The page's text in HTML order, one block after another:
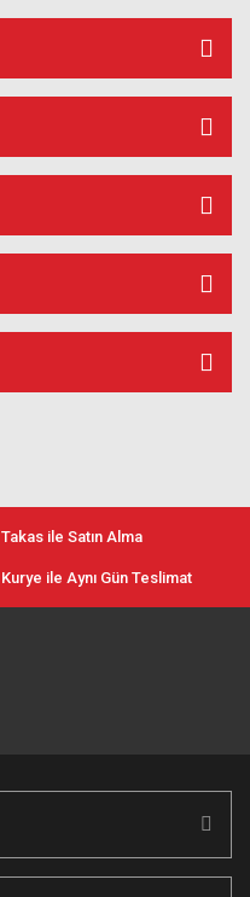
Takas ile Satın Alma
Kurye ile Aynı Gün Teslimat